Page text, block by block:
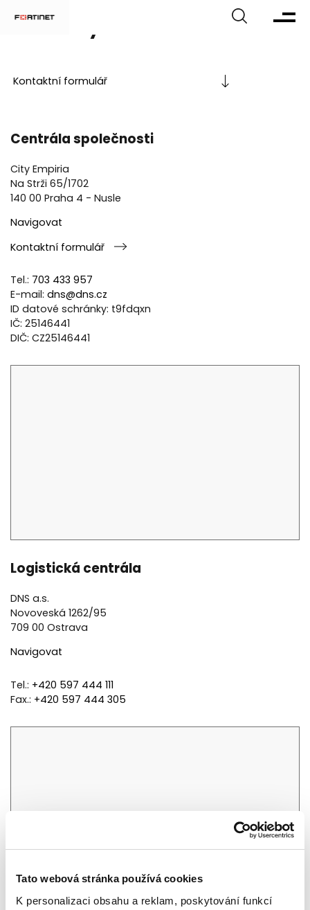
Tato webová stránka používá cookies
K personalizaci obsahu a reklam, poskytování funkcí
Kontakty
Kontaktní formulář
Centrála společnosti
City Empiria
Na Strži 65/1702
140 00 Praha 4 - Nusle
Navigovat
Kontaktní formulář
Tel.: 703 433 957
E-mail: dns@dns.cz
ID datové schránky: t9fdqxn
IČ: 25146441
DIČ: CZ25146441
Logistická centrála
DNS a.s.
Novoveská 1262/95
709 00 Ostrava
Navigovat
Tel.: +420 597 444 111
Fax.: +420 597 444 305